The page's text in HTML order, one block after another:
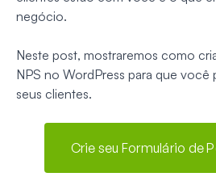
negócio.
Neste post, mostraremos como
NPS no WordPress para que
seus clientes.
Crie seu Formulário de